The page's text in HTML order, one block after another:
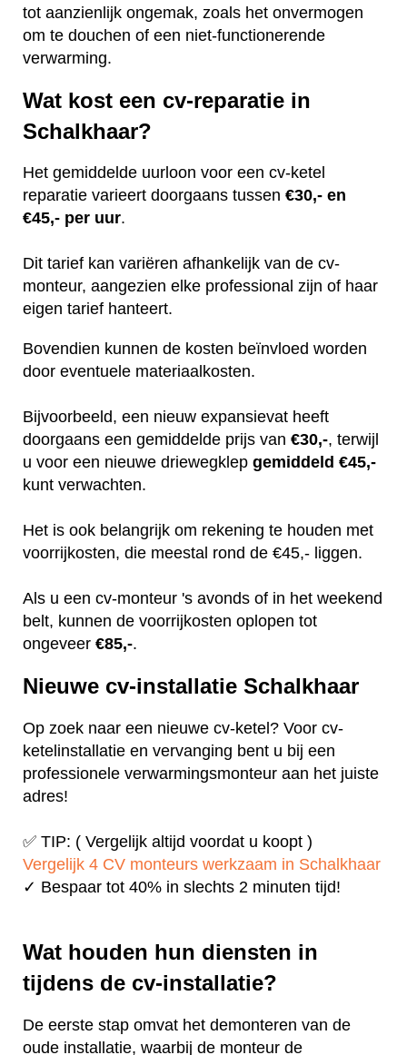
tot aanzienlijk ongemak, zoals het onvermogen
om te douchen of een niet-functionerende
verwarming.
Wat kost een cv-reparatie in
Schalkhaar?
Het gemiddelde uurloon voor een cv-ketel
reparatie varieert doorgaans tussen €30,- en
€45,- per uur.
Dit tarief kan variëren afhankelijk van de cv-
monteur, aangezien elke professional zijn of haar
eigen tarief hanteert.
Bovendien kunnen de kosten beïnvloed worden
door eventuele materiaalkosten.
Bijvoorbeeld, een nieuw expansievat heeft
doorgaans een gemiddelde prijs van €30,-, terwijl
u voor een nieuwe driewegklep gemiddeld €45,-
kunt verwachten.
Het is ook belangrijk om rekening te houden met
voorrijkosten, die meestal rond de €45,- liggen.
Als u een cv-monteur 's avonds of in het weekend
belt, kunnen de voorrijkosten oplopen tot
ongeveer €85,-.
Nieuwe cv-installatie Schalkhaar
Op zoek naar een nieuwe cv-ketel? Voor cv-
ketelinstallatie en vervanging bent u bij een
professionele verwarmingsmonteur aan het juiste
adres!
✅ TIP: ( Vergelijk altijd voordat u koopt )
Vergelijk 4 CV monteurs werkzaam in Schalkhaar
✓ Bespaar tot 40% in slechts 2 minuten tijd!
Wat houden hun diensten in
tijdens de cv-installatie?
De eerste stap omvat het demonteren van de
oude installatie, waarbij de monteur de